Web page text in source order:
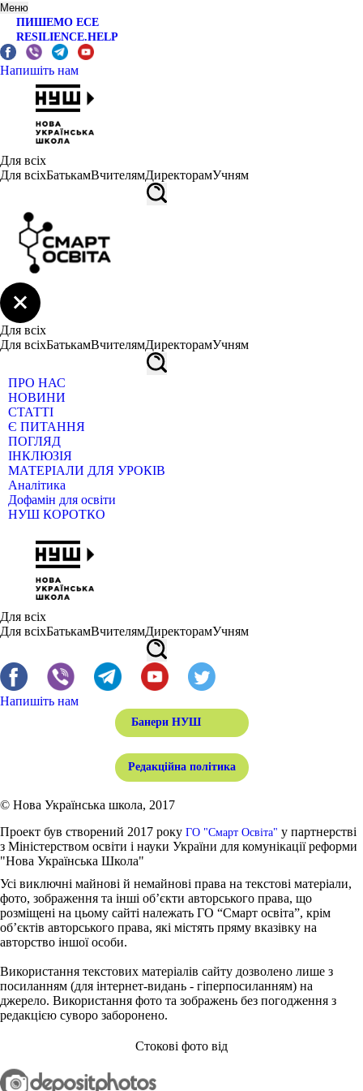
Меню
ПИШЕМО ЕСЕ
RESILIENCE.HELP
Напишіть нам
Для всіх
Для всіхБатькамВчителямДиректорамУчням
Для всіх
Для всіхБатькамВчителямДиректорамУчням
ПРО НАС
НОВИНИ
СТАТТІ
Є ПИТАННЯ
ПОГЛЯД
ІНКЛЮЗІЯ
МАТЕРІАЛИ ДЛЯ УРОКІВ
Аналітика
Дофамін для освіти
НУШ КОРОТКО
Для всіх
Для всіхБатькамВчителямДиректорамУчням
Напишіть нам
Банери НУШ
Редакційна політика
© Нова Українська школа, 2017
Проект був створений 2017 року ГО "Смарт Освіта" у партнерстві
з Міністерством освіти і науки України для комунікації реформи
"Нова Українська Школа"
Усі виключні майнові й немайнові права на текстові матеріали,
фото, зображення та інші об’єкти авторського права, що
розміщені на цьому сайті належать ГО “Смарт освіта”, крім
об’єктів авторського права, які містять пряму вказівку на
авторство іншої особи.
Використання текстових матеріалів сайту дозволено лише з
посиланням (для інтернет-видань - гіперпосиланням) на
джерело. Використання фото та зображень без погодження з
редакцією суворо заборонено.
Стокові фото від